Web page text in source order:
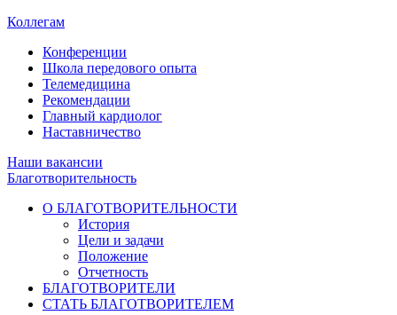
Коллегам
Конференции
Школа передового опыта
Телемедицина
Рекомендации
Главный кардиолог
Наставничество
Наши вакансии
Благотворительность
О БЛАГОТВОРИТЕЛЬНОСТИ
История
Цели и задачи
Положение
Отчетность
БЛАГОТВОРИТЕЛИ
СТАТЬ БЛАГОТВОРИТЕЛЕМ